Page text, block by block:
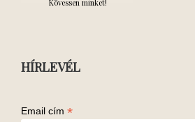
Kövessen minket!
HÍRLEVÉL
Email cím *